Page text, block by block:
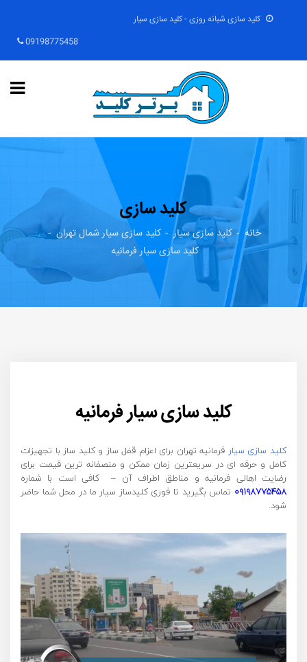
کلید سازی شبانه روزی - کلید سازی سیار
09198775458
کلید سازی
خانه کلید سازی سیار
کلید سازی سیار شمال تهران
کلید سازی سیار فرمانیه
کلید سازی سیار فرمانیه
کلید سازی سیار فرمانیه تهران برای اعزام قفل ساز و کلید ساز با تجهیزات
کامل و حرفه ای در سریعترین زمان ممکن و منصفانه ترین قیمت برای
رضایت اهالی فرمانیه و مناطق اطراف آن – کافی است با شماره
۰۹۱۹۸۷۷۵۴۵۸ تماس بگیرید تا فوری کلیدساز سیار ما در محل شما حاضر
شود.